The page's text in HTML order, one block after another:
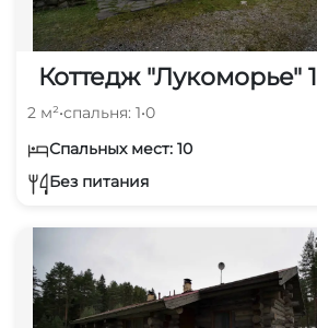
Коттедж "Лукоморье" 1
2 м²•спальня: 1•0
Спальных мест: 10
Без питания